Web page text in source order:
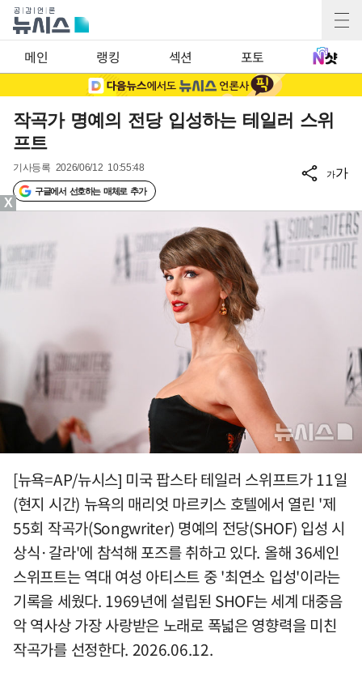
메인 랭킹 섹션 포토
작곡가 명예의 전당 입성하는 테일러 스위
프트
기사등록 2026/06/12 10:55:48
구글에서 선호하는 매체로 추가
가가
[뉴욕=AP/뉴시스] 미국 팝스타 테일러 스위프트가 11일
(현지 시간) 뉴욕의 매리엇 마르키스 호텔에서 열린 '제
55회 작곡가(Songwriter) 명예의 전당(SHOF) 입성 시
상식·갈라'에 참석해 포즈를 취하고 있다. 올해 36세인
스위프트는 역대 여성 아티스트 중 '최연소 입성'이라는
기록을 세웠다. 1969년에 설립된 SHOF는 세계 대중음
악 역사상 가장 사랑받은 노래로 폭넓은 영향력을 미친
작곡가를 선정한다. 2026.06.12.
X